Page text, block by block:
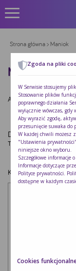
Strona główna> Maniok
MANIOK
Autor:Redakcja Nutricia
Dodaj komentarz
Twój adres e-mail nie
Komentarz*
Zgoda na pliki
W Serwisie stosujemy
Stosowanie plików
poprawnego działania
wyłącznie wówczas, gdy
Aby wyrazić zgodę,
przesunięcie suwaka do
W każdej chwili możesz
"Ustawienia
niniejsze okno wyboru.
Szczegółowe informacje
Informacje dotyczące
Polityce prywatności .
dostępne w każdym
Cookies